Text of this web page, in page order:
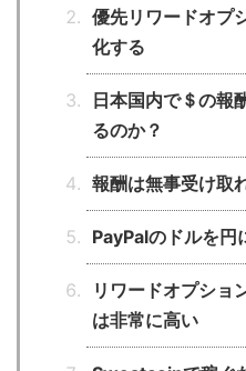
優先リワードオプ
化する
日本国内で＄の報
るのか？
報酬は無事受け取
PayPalのドルを円
リワードオプショ
は非常に高い